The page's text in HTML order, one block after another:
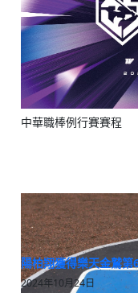
中華職棒例行賽賽程
陽柏翔獲得樂天金鷲
2024年10月24日